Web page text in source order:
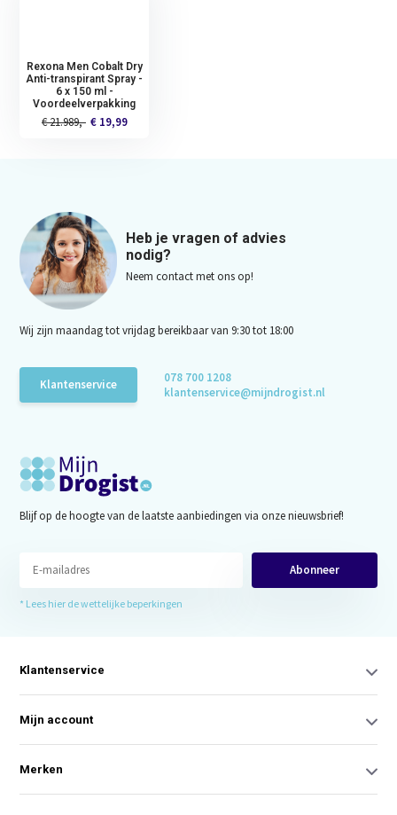
Rexona Men Cobalt Dry
Anti-transpirant Spray -
6 x 150 ml -
Voordeelverpakking
€ 21.989,- € 19,99
Heb je vragen of advies
nodig?
Neem contact met ons op!
Wij zijn maandag tot vrijdag bereikbaar van 9:30 tot 18:00
Klantenservice
078 700 1208
klantenservice@mijndrogist.nl
Blijf op de hoogte van de laatste aanbiedingen via onze nieuwsbrief!
Abonneer
* Lees hier de wettelijke beperkingen
Klantenservice
Mijn account
Merken